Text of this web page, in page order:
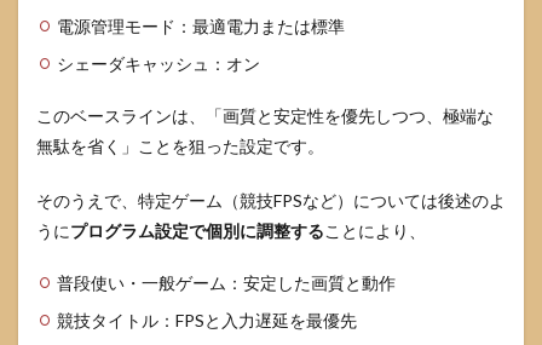
9.3
DLSS
レー
ム生
成と
延モ
ード
有効
にし
ても
電源管理モード：最適電力または標準
シェーダキャッシュ：オン
このベースラインは、「画質と安定性を優先しつつ、極端な
無駄を省く」ことを狙った設定です。
そのうえで、特定ゲーム（競技FPSなど）については後述のよ
うにプログラム設定で個別に調整することにより、
普段使い・一般ゲーム：安定した画質と動作
競技タイトル：FPSと入力遅延を最優先